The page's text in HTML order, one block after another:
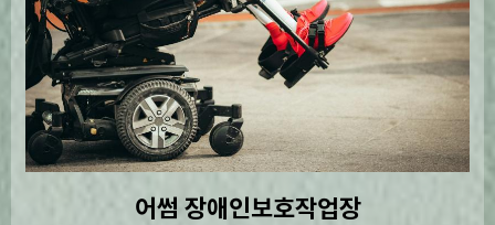
어썸 장애인보호작업장